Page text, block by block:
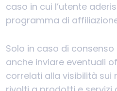
caso in cui l’utente
programma di
Solo in caso di
anche inviare eventuali
correlati alla visibilità sui